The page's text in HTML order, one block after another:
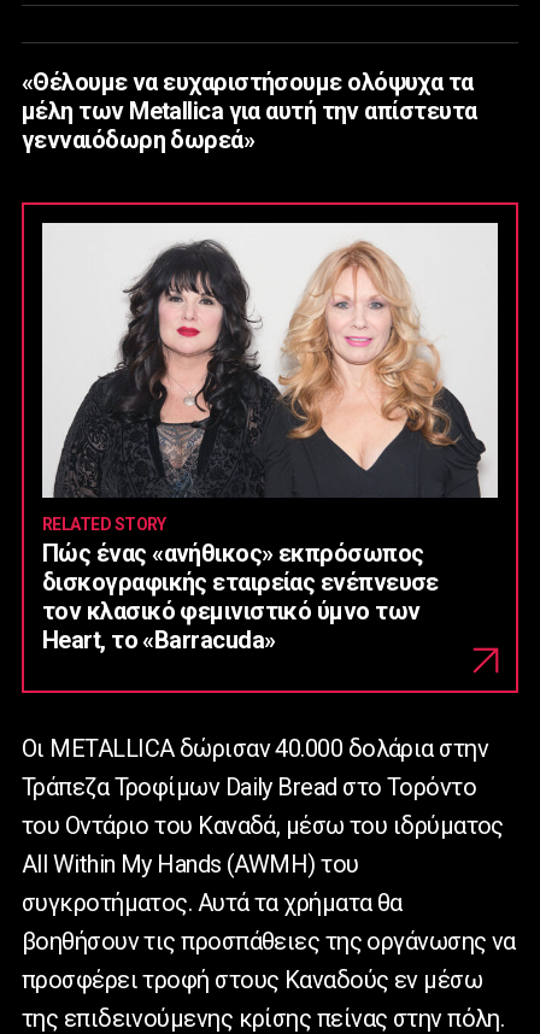
«Θέλουμε να ευχαριστήσουμε ολόψυχα τα
μέλη των Metallica για αυτή την απίστευτα
γενναιόδωρη δωρεά»
RELATED STORY
Πώς ένας «ανήθικος» εκπρόσωπος
δισκογραφικής εταιρείας ενέπνευσε
τον κλασικό φεμινιστικό ύμνο των
Heart, το «Barracuda»
Οι METALLICAδώρισαν 40.000 δολάρια στην
Τράπεζα Τροφίμων Daily Bread στο Τορόντο
του Οντάριο του Καναδά, μέσω του ιδρύματος
All Within My Hands (AWMH) του
συγκροτήματος. Αυτά τα χρήματα θα
βοηθήσουν τις προσπάθειες της οργάνωσης να
προσφέρει τροφή στους Καναδούς εν μέσω
της επιδεινούμενης κρίσης πείνας στην πόλη.